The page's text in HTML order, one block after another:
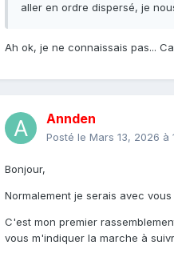
aller en ordre dispersé, je
Ah ok, je ne connaissais pas...
Annden
Posté le Mars 13, 2026 à
Bonjour,
Normalement je serais avec
C'est mon premier
vous m'indiquer la marche à